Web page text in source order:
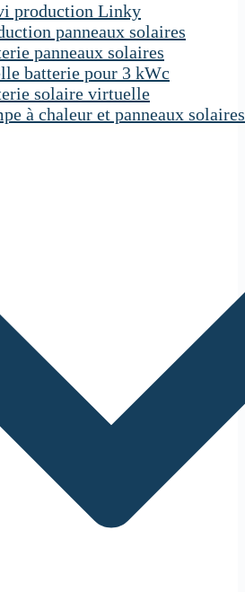
production Linky
panneaux solaires
panneaux solaires
batterie pour 3 kWc
solaire virtuelle
à chaleur et panneaux solaires